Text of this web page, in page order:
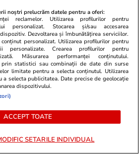
4,2 litri la 100 km și are
regulile jocului în
04 aug.
în România după valul
31 august 2026
noștri prelucrăm datele pentru a oferi:
reclamelor. Utilizarea profilurilor pentru
personalizat. Stocarea și/sau accesarea
Dezvoltarea și îmbunătățirea serviciilor.
personalizat. Utilizarea profilurilor pentru
personalizate. Crearea profilurilor pentru
Măsurarea performanței conținutului.
prin statistici sau combinații de date din surse
limitate pentru a selecta conținutul. Utilizarea
selecta publicitatea. Date precise de geolocație
dispozitivului.
ACCEPT TOATE
SETARILE INDIVIDUAL